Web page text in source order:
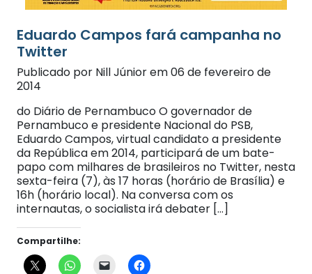
Twitter
Publicado por Nill Júnior em 06 de fevereiro de
2014
do Diário de Pernambuco O governador de
Pernambuco e presidente Nacional do PSB,
Eduardo Campos, virtual candidato a presidente
da República em 2014, participará de um bate-
papo com milhares de brasileiros no Twitter, nesta
sexta-feira (7), às 17 horas (horário de Brasília) e
16h (horário local). Na conversa com os
internautas, o socialista irá debater […]